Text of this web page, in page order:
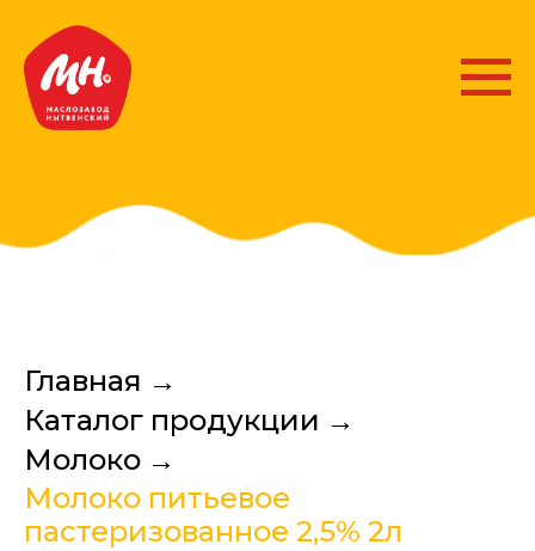
Главная →
Каталог продукции →
Молоко →
Молоко питьевое
пастеризованное 2,5% 2л